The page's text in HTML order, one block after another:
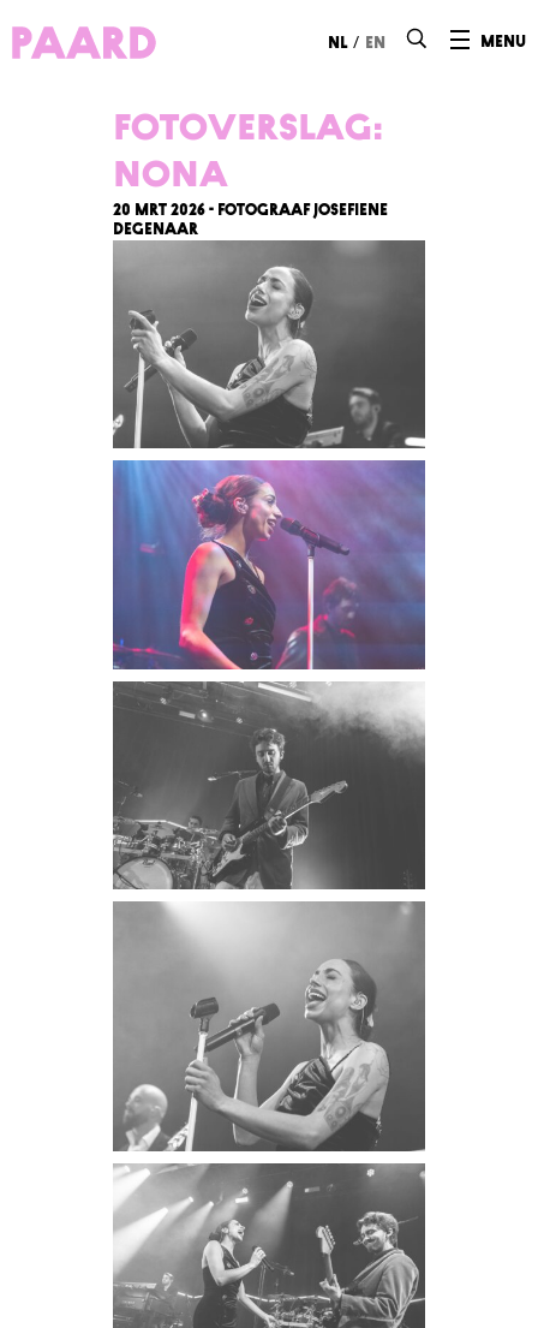
menu
nl / en
Fotoverslag:
nona
20 mrt 2026 - Fotograaf Josefiene
Degenaar